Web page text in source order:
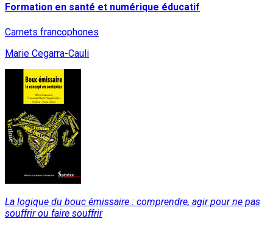
Formation en santé et numérique éducatif
Carnets francophones
Marie Cegarra-Cauli
La logique du bouc émissaire : comprendre, agir pour ne pas
souffrir ou faire souffrir